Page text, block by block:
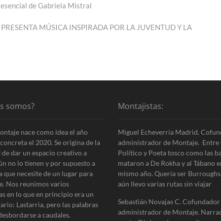
de Gabriela Mistral
MÚSICA INSPIRADA POR LA JUVENTUD Y LA
somos?
nace como idea el año
el 2020. Se origina de la
de dar un espacio creativo a
no lo tienen y por supuesto a
que necesite de un lugar para
Nos reunimos varios
en lo que en principio era un
Lastarria, pero las palabras
a caudales.
Montajistas:
Miguel Echeverría Madrid.
administrador de Montaje. Entre
Político y Poeta tosco como las
mataron a De Rokha y al Tábano
mismo año. Quería ser
aún llevo varias rutas sin viajar
Sebastián Novajas C.
administrador de Montaje.